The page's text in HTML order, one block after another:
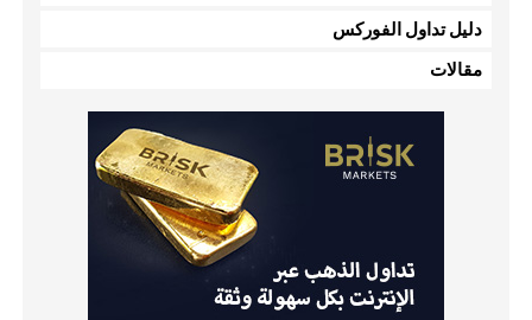
دليل تداول الفوركس
مقالات